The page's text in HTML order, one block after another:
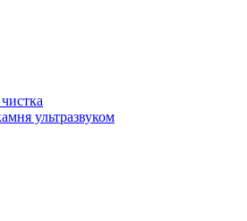
ультразвуком